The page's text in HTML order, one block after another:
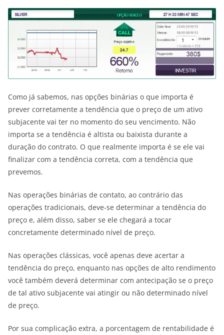
Como já sabemos, nas opções binárias o que importa é
prever corretamente a tendência que o preço de um ativo
subjacente vai ter no momento do seu vencimento. Não
importa se a tendência é altista ou baixista durante a
duração do contrato. O que realmente importa é se ele vai
finalizar com a tendência correta, com a tendência que
prevemos.
Nas operações binárias de contato, ao contrário das
operações tradicionais, deve-se determinar a tendência do
preço e, além disso, saber se ele chegará a tocar
concretamente determinado nível de preço.
Nas operações clássicas, você apenas deve acertar a
tendência do preço, enquanto nas opções de alto rendimento
você também deverá determinar com antecipação se o preço
de tal ativo subjacente vai atingir ou não determinado nível
de preço.
Por sua complicação extra, a porcentagem de rentabilidade é